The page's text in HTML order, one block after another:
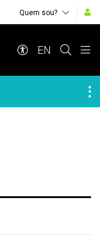
Quem sou?
EN